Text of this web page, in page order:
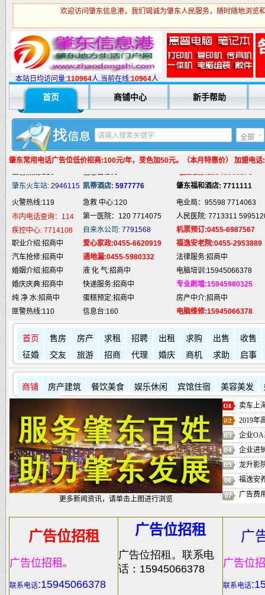
欢迎访问肇东信息港，我们竭诚为肇东人民服务，随时随地浏览
本站日均访问量:110964人,当前在线:10964人
首页 商铺中心 新手帮助
全部
肇东常用电话广告位低价招商:100元/年，变色加50元。（本月特惠价） 加盟电
火警热线:119 急救 中心:120
电业局：95598 7714063
市内电话查询：114
第一医院：120 7714075
人民医院: 7713311
疾控中心:7714108 自来水公司:7791568
机票预订:0455-6987567
职业介绍:招商中
爱心家政:0455-6620919
福逸安老院:0455-2953889
婚姻介绍:招商中
液 化 气:招商中
电脑培训:15945066378
婚庆庆典:招商中
快递服务:招商中
专业刷墙:15945980325
纯 净 水:招商中
匪警热线:110
信息台:160
电脑维修:15945066378
肇东火车站:2946115 凯蒂酒店:5977776
肇东福和酒店: 7711111
火警热线:119
急救 中心:120
电业局：95598 7714063
市内电话查询：114
第一医院：120 7714075
人民医院: 7713311
疾控中心:7714108 自来水公司:7791568
机票预订:0455-6987567
职业介绍:招商中
爱心家政:0455-6620919
福逸安老院:0455-2953889
汽车抢修:招商中
通地漏:0455-5980332
法律服务:招商中
婚姻介绍:招商中
液 化 气:招商中
电脑培训:15945066378
婚庆庆典:招商中
快递服务:招商中
专业刷墙:15945980325
纯 净 水:招商中
蛋糕预定:招商中
房产中介:招商中
匪警热线:110
信息台:160
电脑维修:15945066378
肇东火车站:2946115 凯蒂酒店:5977776 肇东福和酒店: 7711111
首页 售房 房产 求租 招聘 出租 求购 出售
收售
征婚
交友 旅游 招商 代理 婚庆 商机 求助 启事
商铺 房产建筑 餐饮美食 娱乐休闲 宾馆住宿 美容美发
更多新闻资讯，请单击上图进行浏览
卖车上
2019年
企业OA
企业进
龙升影
福逸安
广告费
广告位招租
广告位招租。
联系电话:15945066378
广告位招租
广告位招租。联系电
话：15945066378
广
广告位
联系电话